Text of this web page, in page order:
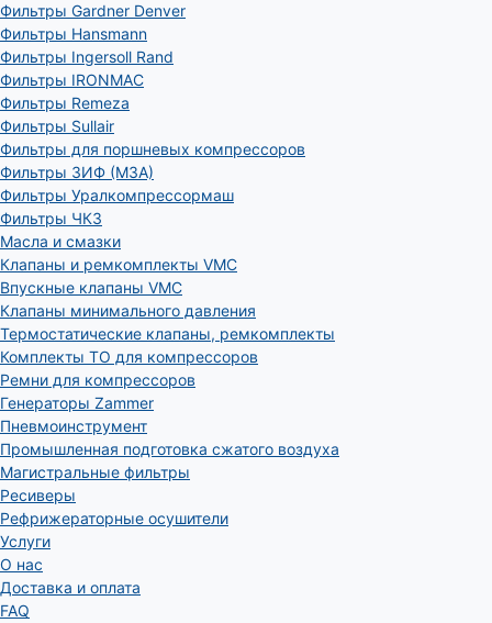
Фильтры Gardner Denver
Фильтры Hansmann
Фильтры Ingersoll Rand
Фильтры IRONMAC
Фильтры Remeza
Фильтры Sullair
Фильтры для поршневых компрессоров
Фильтры ЗИФ (МЗА)
Фильтры Уралкомпрессормаш
Фильтры ЧКЗ
Масла и смазки
Клапаны и ремкомплекты VMC
Впускные клапаны VMC
Клапаны минимального давления
Термостатические клапаны, ремкомплекты
Комплекты ТО для компрессоров
Ремни для компрессоров
Генераторы Zammer
Пневмоинструмент
Промышленная подготовка сжатого воздуха
Магистральные фильтры
Ресиверы
Рефрижераторные осушители
Услуги
О нас
Доставка и оплата
FAQ